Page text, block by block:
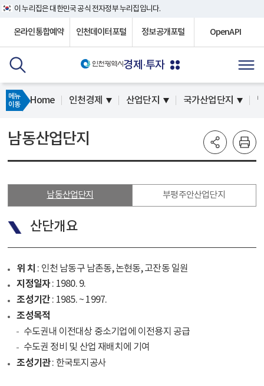
이 누리집은 대한민국 공식 전자정부 누리집입니다.
온라인통합예약 인천데이터포털 정보공개포털 OpenAPI
경제·투자
메뉴
이동
Home 인천경제 산업단지 국가산업단지
남동산업단지
남동산업단지 부평주안산업단지
산단개요
위 치 : 인천 남동구 남촌동, 논현동, 고잔동 일원
지정일자: 1980. 9.
조성기간 : 1985. ~ 1997.
조성목적
수도권내 이전대상 중소기업에 이전용지 공급
수도권 정비 및 산업 재배치에 기여
조성기관: 한국토지공사